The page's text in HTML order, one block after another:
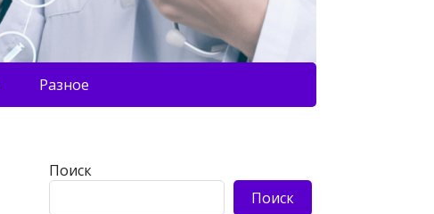
Разное
Поиск
Поиск